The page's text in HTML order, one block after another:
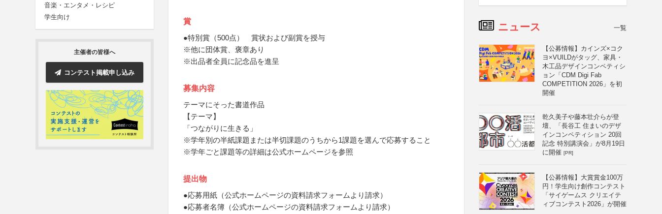
音楽・エンタメ・レシピ
学生向け
主催者の皆様へ
コンテスト掲載申し込み
賞
●特別賞（500点） 賞状および副賞を授与
※他に団体賞、褒章あり
※出品者全員に記念品を進呈
募集内容
テーマにそった書道作品
【テーマ】
「つながりに生きる」
※学年別の半紙課題または半切課題のうちから1課題を選んで応募すること
※学年ごと課題等の詳細は公式ホームページを参照
提出物
●応募用紙（公式ホームページの資料請求フォームより請求）
●応募者名簿（公式ホームページの資料請求フォームより請求）
ニュース 一覧
【公募情報】カインズ×コク
ヨ×VUILDがタッグ、家具・
木工品デザインコンペティシ
ョン「CDM Digi Fab
COMPETITION 2026」を初
開催
乾久美子や藤本壮介らが登
壇、「長谷工 住まいのデザ
インコンペティション 20回
記念 特別講演会」が8月19日
に開催 [PR]
【公募情報】大賞賞金100万
円！学生向け創作コンテスト
「サイゲームス クリエイテ
ィブコンテスト2026」が開催